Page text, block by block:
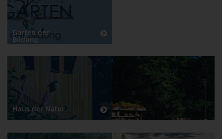
Garten der
Bildung
Haus der Natur